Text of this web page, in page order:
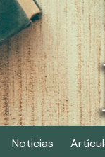
escritores
Noticias